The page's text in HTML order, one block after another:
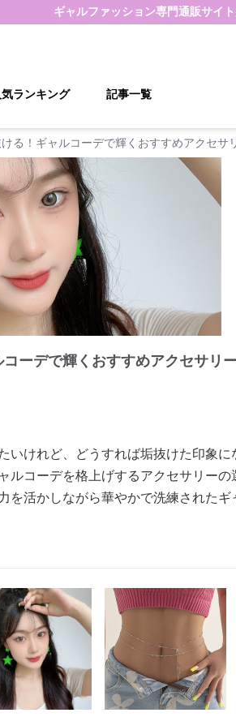
ギャルファッション専門通販サイト
気ランキング 記事一覧
る！ギャルコーデで輝くおすすめアクセサ
ーデで輝くおすすめアクセサリ
いけれど、どうすれば垢抜けた印象に
ルコーデを格上げするアクセサリーの
を活かしながら華やかで洗練されたギ